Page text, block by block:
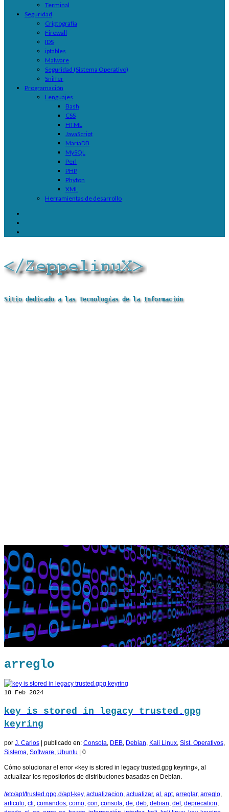
Terminal
Seguridad
Criptografía
Firewall
IDS
iptables
Malware
Seguridad (Sistema Operativo)
Sniffer
Programación
Lenguajes
Bash
CSS
HTML
JavaScript
MariaDB
MySQL
Perl
PHP
Phyton
XML
Herramientas de desarrollo
Sitio dedicado a las Tecnologías de la Información
arreglo
18 Feb 2024
key is stored in legacy trusted.gpg
keyring
por J. Carlos publicado en: Consola, DEB, Debian, Kali Linux, Sist. Operativos,
Sistema, Software, Ubuntu 0
Cómo solucionar el error «key is stored in legacy trusted.gpg keyring», al
actualizar los repositorios de distribuciones basadas en Debian.
/etc/apt/trusted.gpg.d/apt-key, actualizacion, actualizar, al , apt, arreglar, arreglo,
articulo, cli, comandos, como, con, consola, de, deb, debian, del , deprecation,